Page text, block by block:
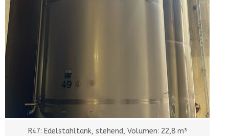
R47: Edelstahltank, stehend, Volumen: 22,8 m³